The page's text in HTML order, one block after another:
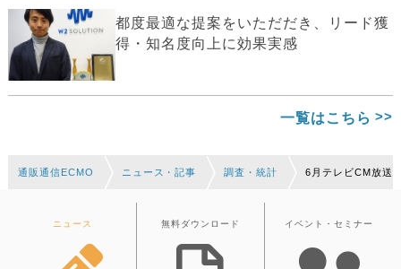
都度最適な提案をいただだき、リード獲
得・知名度向上に効果実感
一覧はこちら
通販通信ECMO ニュース・記事 調査・統計 6月テレビCM放送
ニュース 無料ダウンロード イベント・セミナー